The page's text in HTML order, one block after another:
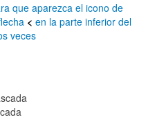
que aparezca el icono de
< en la parte inferior del
veces